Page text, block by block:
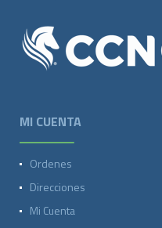
MI CUENTA
Ordenes
Direcciones
Mi Cuenta